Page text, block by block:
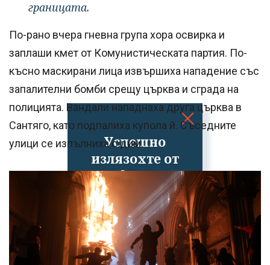
Успешно
излязохте от
профила си!
границата.
По-рано вчера гневна група хора освирка и
заплаши кмет от Комунистическата партия. По-
късно маскирани лица извършиха нападение със
запалителни бомби срещу църква и сграда на
полицията. Вандали нападнаха друга църква в
Сантяго, като подпалиха купола й. Съседните
улици се изпълниха с дим.